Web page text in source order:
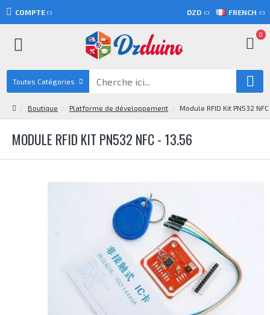
COMPTE DZD FRENCH
0
Toutes Catégories
Boutique Platforme de développement Module RFID Kit PN532
MODULE RFID KIT PN532 NFC - 13.56